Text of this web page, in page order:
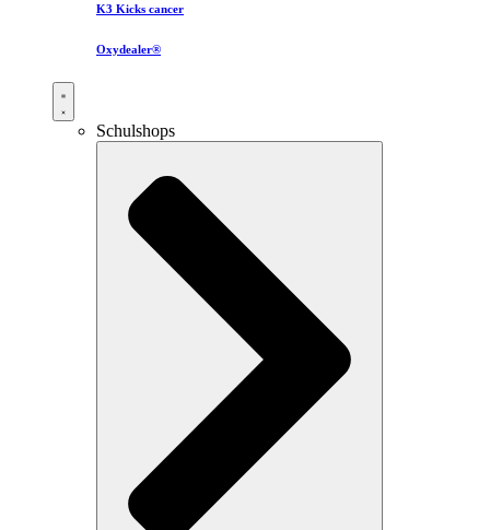
K3 Kicks cancer
Oxydealer®
Schulshops